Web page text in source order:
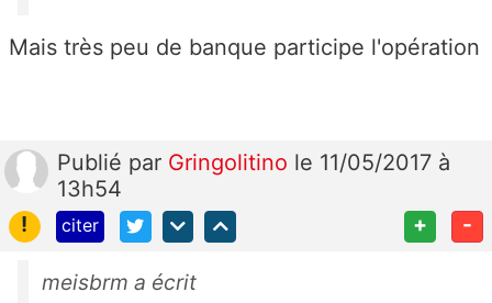
Mais très peu de banque participe l'opération
Publié par Gringolitino le 11/05/2017 à
13h54
!
citer + -
meisbrm a écrit